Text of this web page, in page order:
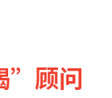
”顾问